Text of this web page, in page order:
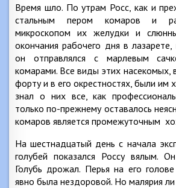
Время шло. По утрам Росс, как и
стальным пером комаров и
микроскопом их желудки и
окончания рабочего дня в лазарете,
он отправлялся с марлевым
комарами. Все виды этих насекомых,
форту и в его окрестностях, были им
знал о них все, как
только по-прежнему оставалось
комаров является промежуточным
На шестнадцатый день с начала
голубей показался Россу вялым.
Голубь дрожал. Перья на его
явно была нездоровой. Но малярия ли